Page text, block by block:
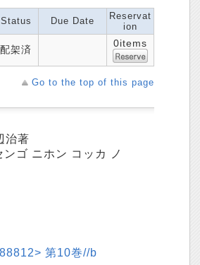
Status Due Date
Reservat
ion
配架済
0items
Go to the top of this page
治著
ゴ ニホン コッカ ノ
第10巻//b